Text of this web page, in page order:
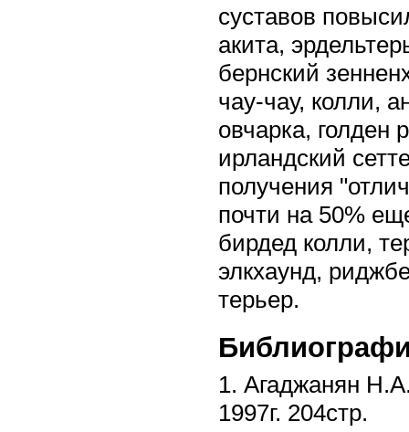
суставов
акита,
бернский
чау-чау, колли,
овчарка, голден
ирландский
получения
почти на 50%
бирдед колли,
элкхаунд,
терьер.
1. Агаджанян
1997г. 204стр.